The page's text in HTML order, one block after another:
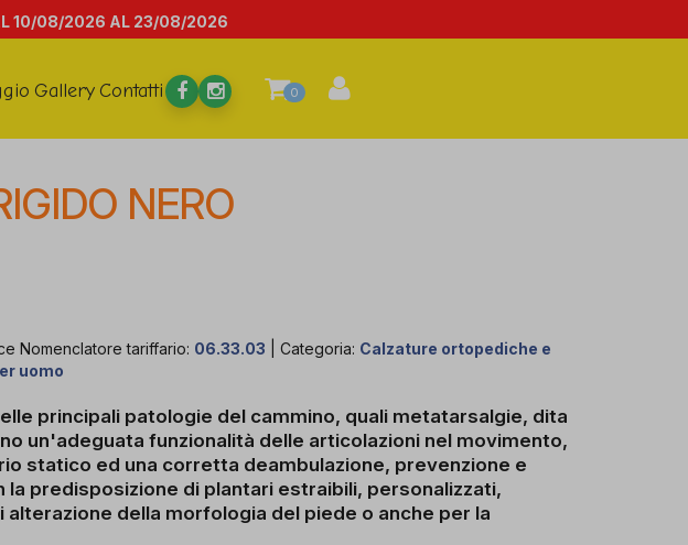
10/08/2026 AL 23/08/2026
Gallery Contatti 0
NERO
Nomenclatore tariffario: 06.33.03 | Categoria: Calzature ortopediche e
uomo
principali patologie del cammino, quali metatarsalgie, dita
un'adeguata funzionalità delle articolazioni nel movimento,
statico ed una corretta deambulazione, prevenzione e
predisposizione di plantari estraibili, personalizzati,
della morfologia del piede o anche per la